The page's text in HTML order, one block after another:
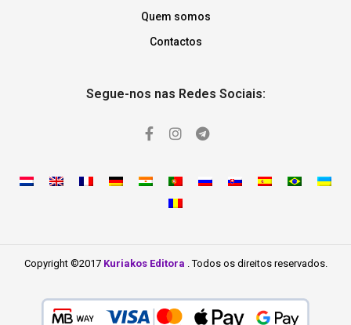
Quem somos
Contactos
Segue-nos nas Redes Sociais:
Copyright ©2017 Kuriakos Editora . Todos os direitos reservados.